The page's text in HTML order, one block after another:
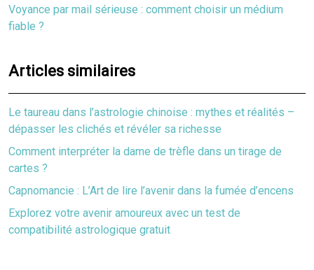
Voyance par mail sérieuse : comment choisir un médium
fiable ?
Articles similaires
Le taureau dans l’astrologie chinoise : mythes et réalités –
dépasser les clichés et révéler sa richesse
Comment interpréter la dame de trèfle dans un tirage de
cartes ?
Capnomancie : L’Art de lire l’avenir dans la fumée d’encens
Explorez votre avenir amoureux avec un test de
compatibilité astrologique gratuit